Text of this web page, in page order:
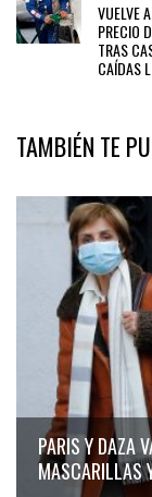
VUELVE
PRECIO
TRAS
CAÍDAS
TAMBIÉN TE
PARIS Y DAZA
MASCARILLAS